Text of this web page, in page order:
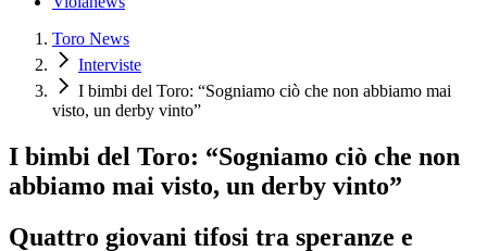
Toro News
Interviste
I bimbi del Toro: “Sogniamo ciò che non abbiamo mai
visto, un derby vinto”
I bimbi del Toro: “Sogniamo ciò che non
abbiamo mai visto, un derby vinto”
Quattro giovani tifosi tra speranze e